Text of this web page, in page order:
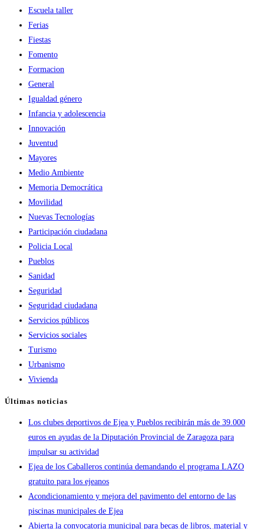
Escuela taller
Ferias
Fiestas
Fomento
Formacion
General
Igualdad género
Infancia y adolescencia
Innovación
Juventud
Mayores
Medio Ambiente
Memoria Democrática
Movilidad
Nuevas Tecnologías
Participación ciudadana
Policia Local
Pueblos
Sanidad
Seguridad
Seguridad ciudadana
Servicios públicos
Servicios sociales
Turismo
Urbanismo
Vivienda
Últimas noticias
Los clubes deportivos de Ejea y Pueblos recibirán más de 39.000
euros en ayudas de la Diputación Provincial de Zaragoza para
impulsar su actividad
Ejea de los Caballeros continúa demandando el programa LAZO
gratuito para los ejeanos
Acondicionamiento y mejora del pavimento del entorno de las
piscinas municipales de Ejea
Abierta la convocatoria municipal para becas de libros, material y